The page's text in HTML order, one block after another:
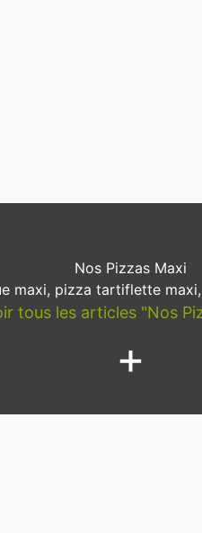
Nos Pizzas Maxi
maxi, pizza tartiflette
tous les articles "Nos
+